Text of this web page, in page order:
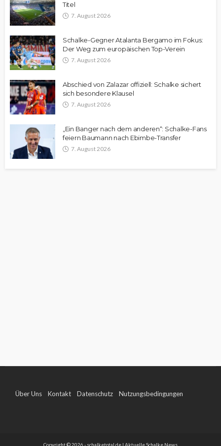
Titel
7. August 2026
Schalke-Gegner Atalanta Bergamo im Fokus:
Der Weg zum europäischen Top-Verein
7. August 2026
Abschied von Zalazar offiziell: Schalke sichert
sich besondere Klausel
7. August 2026
„Ein Banger nach dem anderen“: Schalke-Fans
feiern Baumann nach Ebimbe-Transfer
7. August 2026
Über Uns Kontakt Datenschutz Nutzungsbedingungen
Copyright © 2026 - schalketotal.de | Aktuelle Schalke News